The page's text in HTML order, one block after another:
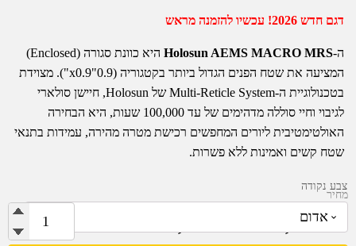
דגם חדש 2026! עכשיו להזמנה מראש
ה-Holosun AEMS MACRO MRS
היא כוונת סגורה (Enclosed)
המציעה את שטח הפנים הגדול ביותר בקטגוריה (0.9"x0.9"). מצוידת
בטכנולוגיית ה-Multi-Reticle System של Holosun, חיישן סולארי
לגיבוי וחיי סוללה מדהימים של עד 100,000 שעות, היא הבחירה
האולטימטיבית ליורים המחפשים רכישת מטרה מהירה, עמידות בתנאי
שטח קשים ואמינות ללא פשרות.
מחיר
2,989.00
צבע נקודה
של